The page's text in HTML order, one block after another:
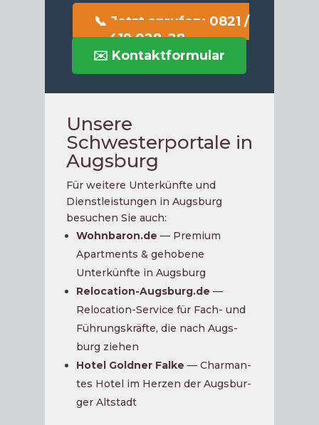
📞 Jetzt anru­fen: 0821 /
419 028–28
✉️ Kon­takt­for­mu­lar
Unsere
Schwesterportale in
Augsburg
Für wei­te­re Unterkünfte und
Dienst­leis­tun­gen in Augs­burg
besu­chen Sie auch:
Wohnbaron.de — Pre­mi­um
Apartments & geho­be­ne
Unterkünfte in Augsburg
Relocation-Augsburg.de —
Relo­ca­ti­on-Ser­vice für Fach- und
Füh­rungs­kräf­te, die nach Augs­
burg ziehen
Hotel Gold­ner Fal­ke — Char­man­
tes Hotel im Her­zen der Augs­bur­
ger Altstadt